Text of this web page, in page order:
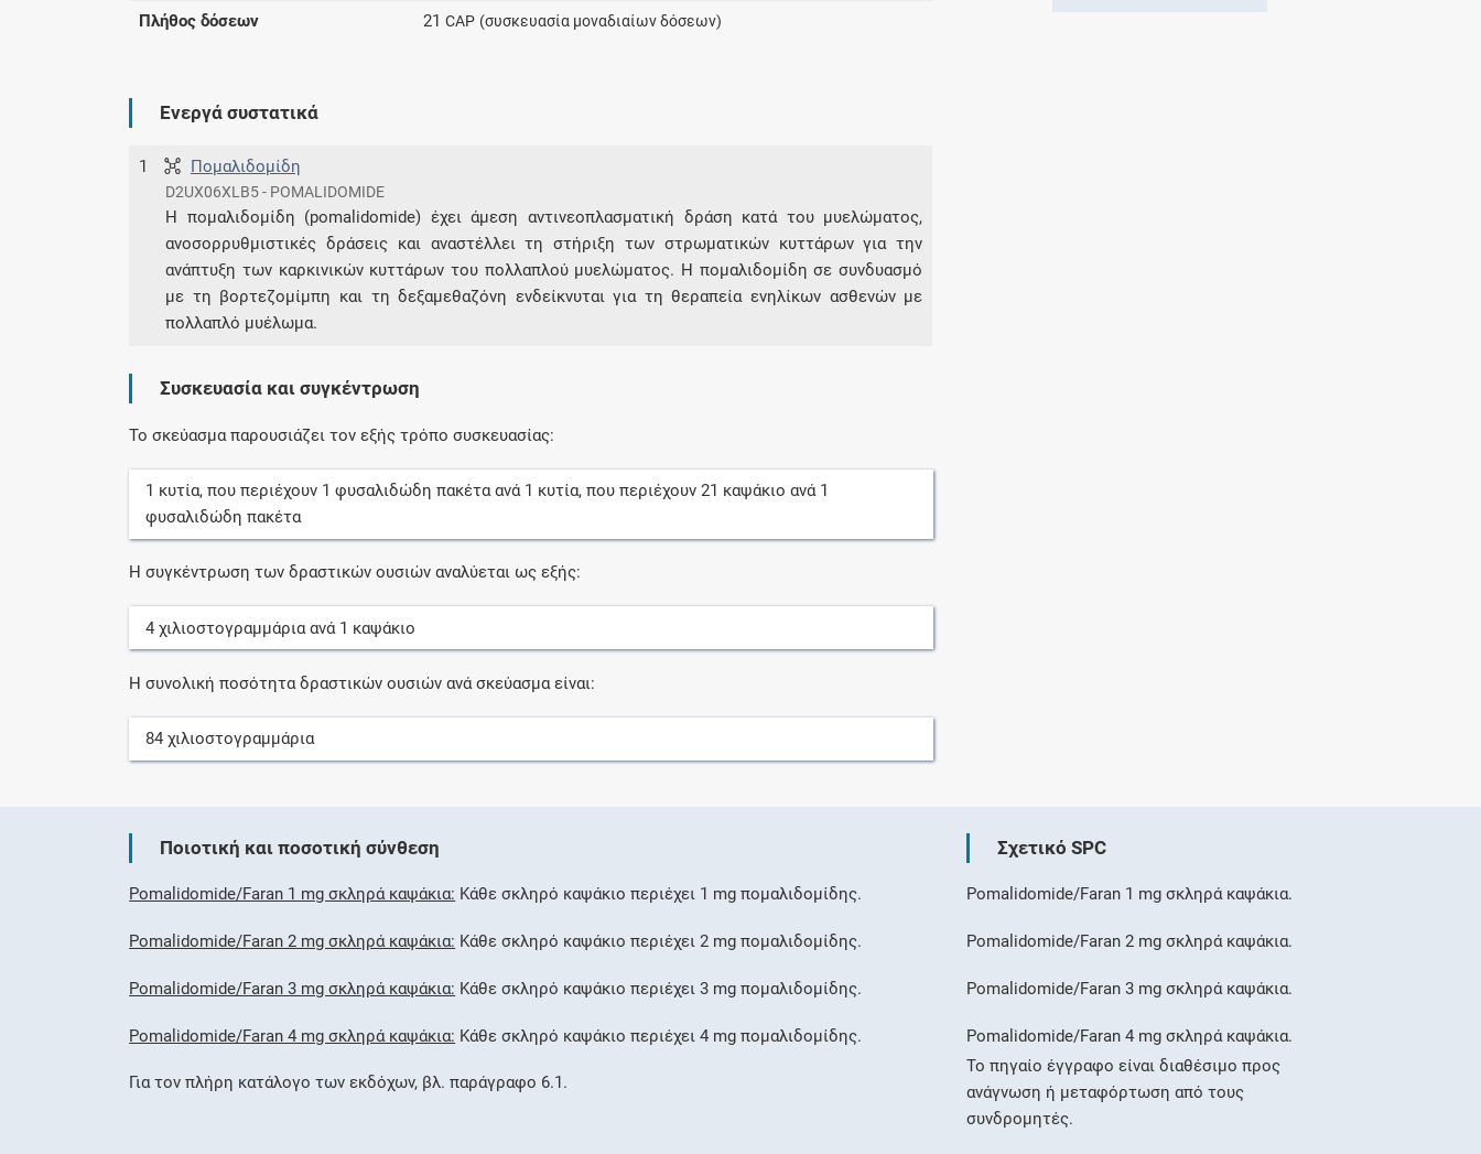
σήμερα
Πλήθος δόσεων 21CAP (συσκευασία μοναδιαίων δόσεων)
Ενεργά συστατικά
1 Πομαλιδομίδη
D2UX06XLB5 - POMALIDOMIDE
Η πομαλιδομίδη (pomalidomide) έχει άμεση αντινεοπλασματική δράση κατά του μυελώματος,
ανοσορρυθμιστικές δράσεις και αναστέλλει τη στήριξη των στρωματικών κυττάρων για την
ανάπτυξη των καρκινικών κυττάρων του πολλαπλού μυελώματος. Η πομαλιδομίδη σε συνδυασμό
με τη βορτεζομίμπη και τη δεξαμεθαζόνη ενδείκνυται για τη θεραπεία ενηλίκων ασθενών με
πολλαπλό μυέλωμα.
Συσκευασία και συγκέντρωση
Το σκεύασμα παρουσιάζει τον εξής τρόπο συσκευασίας:
1 κυτία, που περιέχουν 1 φυσαλιδώδη πακέταανά 1 κυτία, που περιέχουν21 καψάκιο ανά 1
φυσαλιδώδη πακέτα
Η συγκέντρωση των δραστικών ουσιών αναλύεται ως εξής:
4 χιλιοστογραμμάριαανά 1 καψάκιο
Η συνολική ποσότητα δραστικών ουσιών ανά σκεύασμα είναι:
84 χιλιοστογραμμάρια
Ποιοτική και ποσοτική σύνθεση
Pomalidomide/Faran 1 mg σκληρά καψάκια: Κάθε σκληρό καψάκιο περιέχει 1 mg πομαλιδομίδης.
Pomalidomide/Faran 2 mg σκληρά καψάκια: Κάθε σκληρό καψάκιο περιέχει 2 mg πομαλιδομίδης.
Pomalidomide/Faran 3 mg σκληρά καψάκια: Κάθε σκληρό καψάκιο περιέχει 3 mg πομαλιδομίδης.
Pomalidomide/Faran 4 mg σκληρά καψάκια: Κάθε σκληρό καψάκιο περιέχει 4 mg πομαλιδομίδης.
Για τον πλήρη κατάλογο των εκδόχων, βλ. παράγραφο 6.1.
Σχετικό SPC
Pomalidomide/Faran 1 mg σκληρά καψάκια.
Pomalidomide/Faran 2 mg σκληρά καψάκια.
Pomalidomide/Faran 3 mg σκληρά καψάκια.
Pomalidomide/Faran 4 mg σκληρά καψάκια.
Το πηγαίο έγγραφο είναι διαθέσιμο προς
ανάγνωση ή μεταφόρτωση από τους
συνδρομητές.